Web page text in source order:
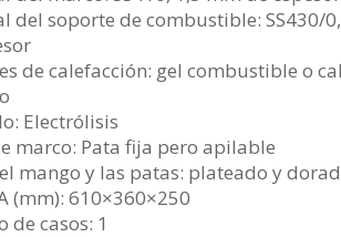
del soporte de combustible: SS430/
de calefacción: gel combustible o
Electrólisis
marco: Pata fija pero apilable
mango y las patas: plateado y
(mm): 610×360×250
de casos: 1